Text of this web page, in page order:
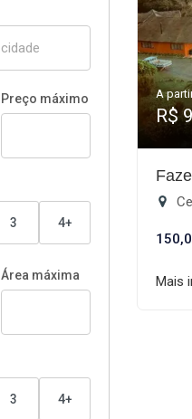
Preço máximo
3 4+
Área máxima
3 4+
A
R$
Mais